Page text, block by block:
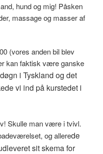
hund og mig! Påsken
massage og masser af
(vores anden bil blev
kan faktisk være ganske
i Tyskland og det
vi ind på kurstedet i
Skulle man være i tvivl.
og allerede
sit skema for